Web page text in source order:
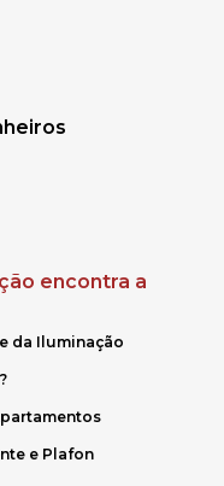
encontra a
da Iluminação
e Plafon